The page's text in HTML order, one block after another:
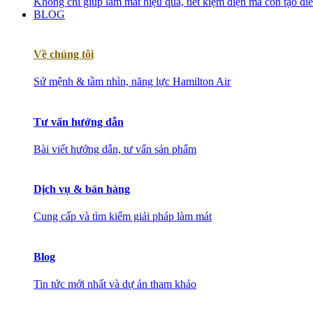
BLOG
Về chúng tôi
Sứ mệnh & tầm nhìn, năng lực Hamilton Air
Tư vấn hướng dẫn
Bài viết hướng dẫn, tư vấn sản phẩm
Dịch vụ & bán hàng
Cung cấp và tìm kiếm giải pháp làm mát
Blog
Tin tức mới nhất và dự án tham khảo